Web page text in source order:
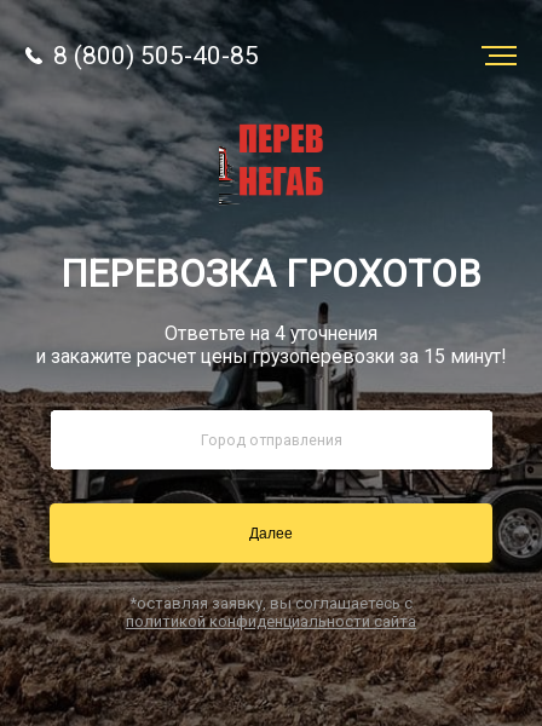
8 (800) 505-40-85
Звонок по РФ бесплатный
sale@simtruck-negabarit.ru
Заказать звонок
Заказать
перевозку
Грузы
8 (800) 505-40-85
ПЕРЕВОЗКА ГРОХОТОВ
Ответьте на 4 уточнения
и закажите расчет цены грузоперевозки за 15 минут!
Далее
*оставляя заявку, вы соглашаетесь с
политикой конфиденциальности сайта